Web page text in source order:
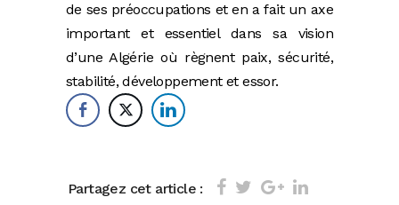
de ses préoccupations et en a fait un axe
important et essentiel dans sa vision
d’une Algérie où règnent paix, sécurité,
stabilité, développement et essor.
Partagez cet article :